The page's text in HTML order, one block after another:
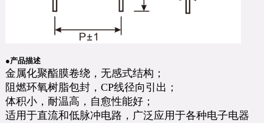
●产品描述
金属化聚酯膜卷绕，无感式结构；
阻燃环氧树脂包封，CP线径向引出；
体积小，耐温高，自愈性能好；
适用于直流和低脉冲电路，广泛应用于各种电子电器